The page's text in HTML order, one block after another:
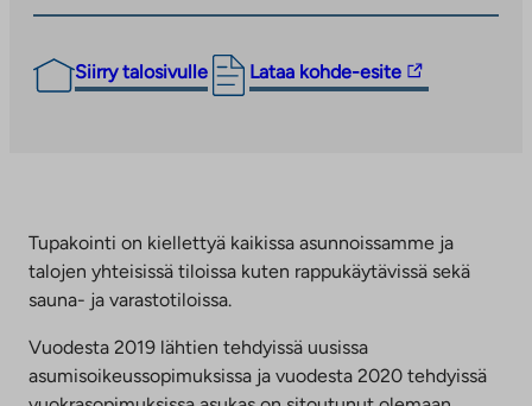
Siirry talosivulle Lataa kohde-esite
Linkki
vie
uuteen
välilehteen
Tupakointi on kiellettyä kaikissa asunnoissamme ja
talojen yhteisissä tiloissa kuten rappukäytävissä sekä
sauna- ja varastotiloissa.
Vuodesta 2019 lähtien tehdyissä uusissa
asumisoikeussopimuksissa ja vuodesta 2020 tehdyissä